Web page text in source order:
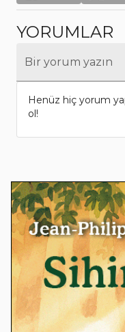
YORUMLAR
Bir yorum yazın
Henüz hiç yorum
ol!